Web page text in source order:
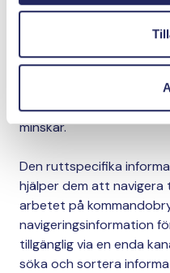
sjötrafikledningen
för sjötrafiken har
gång till. Tack vare
informationsutbytet och
uppkommer mellan
minskar.
Den ruttspecifika
hjälper dem att
arbetet på
navigeringsinformation
tillgänglig via en enda
söka och sortera